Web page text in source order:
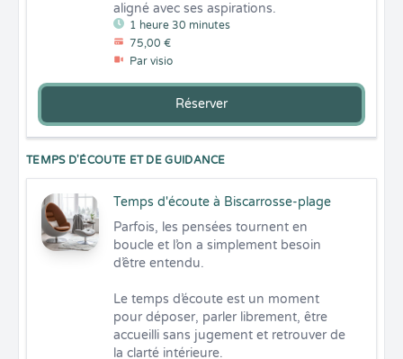
1 heure 30 minutes
75,00 €
Par visio
aligné avec ses aspirations.
Réserver
TEMPS D'ÉCOUTE ET DE GUIDANCE
Temps d'écoute à Biscarrosse-plage
Parfois, les pensées tournent en
boucle et l’on a simplement besoin
d’être entendu.
Le temps d’écoute est un moment
pour déposer, parler librement, être
accueilli sans jugement et retrouver de
la clarté intérieure.